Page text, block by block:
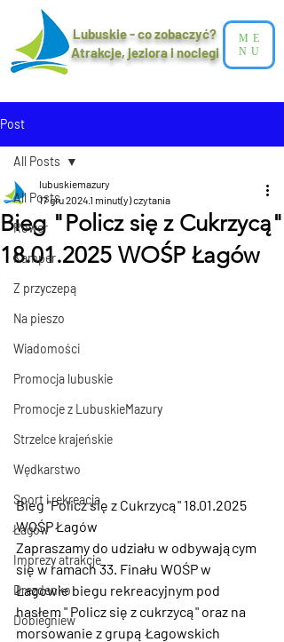
Lubuskie - co zobaczyć?
Atrakcje, jeziora i noclegi​
ME
NU
Post
All Posts
Rower
Kamper
Z przyczepą
Na pieszo
Wiadomości
Promocja lubuskie
Promocje z LubuskieMazury
Strzelce krajeńskie
Wędkarstwo
Sport i rekreacja
Łagów
Imprezy atrakcje
Drezdenko
Dobiegniew
All Posts
Bieg "Policz się z Cukrzycą"
18.01.2025 WOŚP Łagów
lubuskiemazury
17 gru 20241 minut(y) czytania
Bieg "Policz się z Cukrzycą" 18.01.2025
WOŚP Łagów
Zapraszamy do udziału w odbywającym
się w ramach 33. Finału WOŚP w
Łagowie biegu rekreacyjnym pod
hasłem " Policz się z cukrzycą" oraz na
morsowanie z grupą Łagowskich